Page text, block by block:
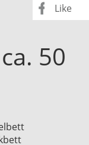
Like
50